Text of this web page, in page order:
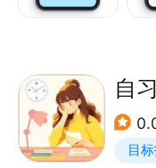
是人进行一项活动
的，也可以是动态
的，可以是对人的
专注力是认知活动
自
目